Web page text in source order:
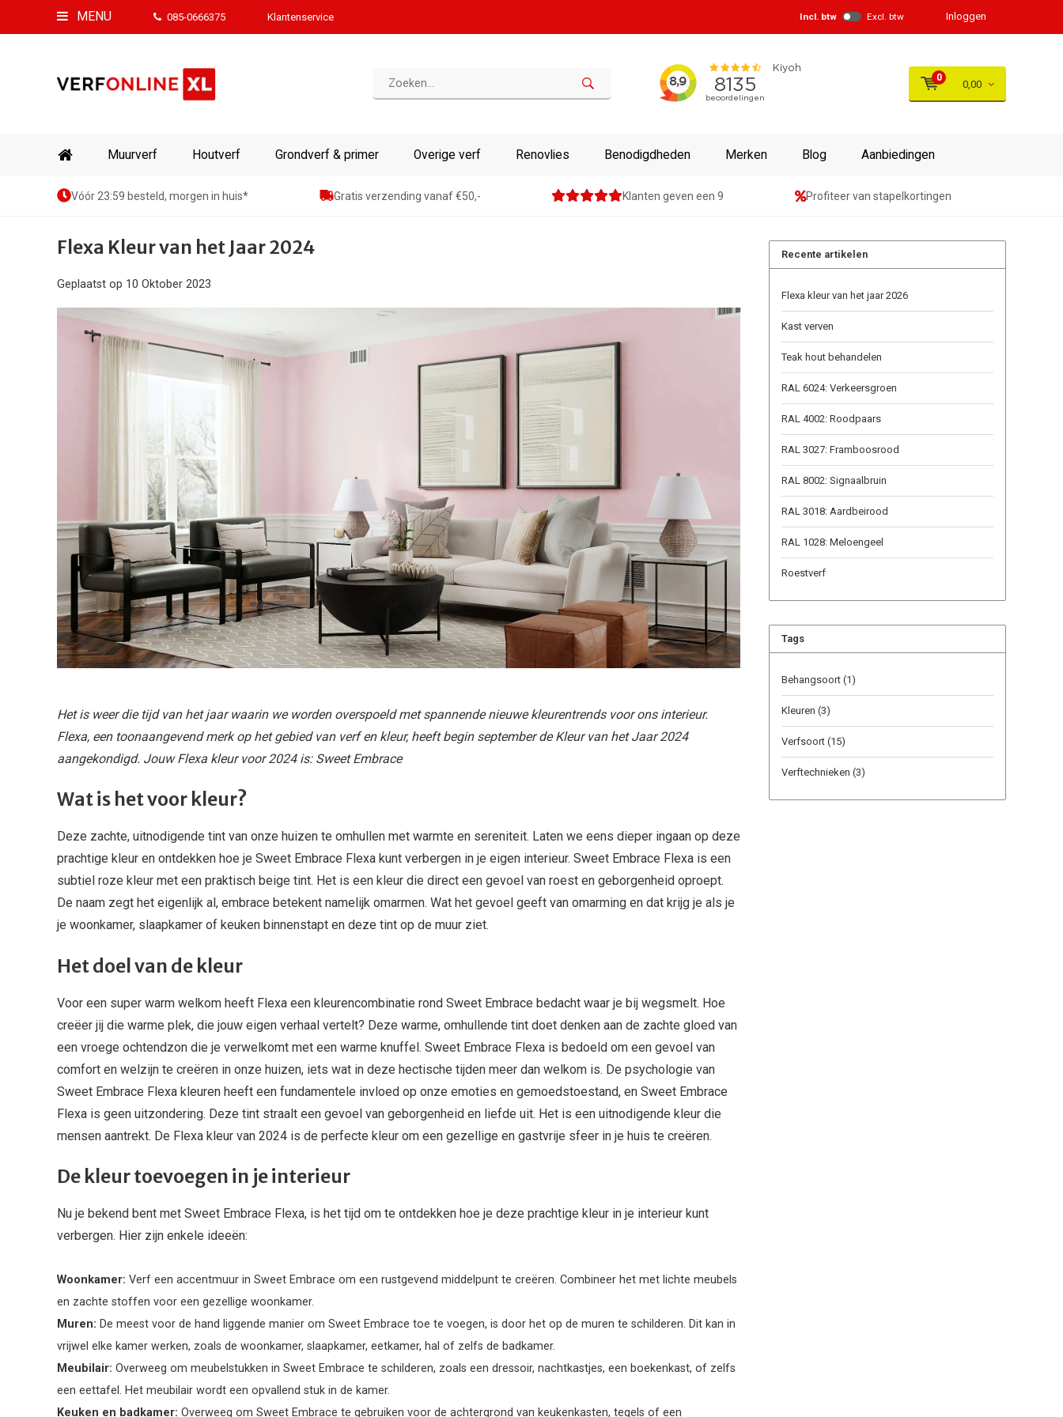
MENU 085-0666375 Klantenservice Incl. btw Excl. btw Inloggen
0
0,00
Muurverf Houtverf Grondverf & primer Overige verf Renovlies Benodigdheden Merken Blog Aanbiedingen
Vóór 23:59 besteld, morgen in huis* Gratis verzending vanaf €50,- Klanten geven een 9 Profiteer van stapelkortingen
Flexa Kleur van het Jaar 2024
Geplaatst op 10 Oktober 2023
Het is weer die tijd van het jaar waarin we worden overspoeld met spannende nieuwe kleurentrends voor ons interieur.
Flexa, een toonaangevend merk op het gebied van verf en kleur, heeft begin september de Kleur van het Jaar 2024
aangekondigd. Jouw Flexa kleur voor 2024 is: Sweet Embrace
Wat is het voor kleur?
Deze zachte, uitnodigende tint van onze huizen te omhullen met warmte en sereniteit. Laten we eens dieper ingaan op deze
prachtige kleur en ontdekken hoe je Sweet Embrace Flexa kunt verbergen in je eigen interieur. Sweet Embrace Flexa is een
subtiel roze kleur met een praktisch beige tint. Het is een kleur die direct een gevoel van roest en geborgenheid oproept.
De naam zegt het eigenlijk al, embrace betekent namelijk omarmen. Wat het gevoel geeft van omarming en dat krijg je als je
je woonkamer, slaapkamer of keuken binnenstapt en deze tint op de muur ziet.
Het doel van de kleur
Voor een super warm welkom heeft Flexa een kleurencombinatie rond Sweet Embrace bedacht waar je bij wegsmelt. Hoe
creëer jij die warme plek, die jouw eigen verhaal vertelt? Deze warme, omhullende tint doet denken aan de zachte gloed van
een vroege ochtendzon die je verwelkomt met een warme knuffel. Sweet Embrace Flexa is bedoeld om een ​​gevoel van
comfort en welzijn te creëren in onze huizen, iets wat in deze hectische tijden meer dan welkom is. De psychologie van
Sweet Embrace Flexa kleuren heeft een fundamentele invloed op onze emoties en gemoedstoestand, en Sweet Embrace
Flexa is geen uitzondering. Deze tint straalt een gevoel van geborgenheid en liefde uit. Het is een uitnodigende kleur die
mensen aantrekt. De Flexa kleur van 2024 is de perfecte kleur om een ​​gezellige en gastvrije sfeer in je huis te creëren.
De kleur toevoegen in je interieur
Nu je bekend bent met Sweet Embrace Flexa, is het tijd om te ontdekken hoe je deze prachtige kleur in je interieur kunt
verbergen. Hier zijn enkele ideeën:
Woonkamer: Verf een accentmuur in Sweet Embrace om een rustgevend middelpunt te creëren. Combineer het met lichte meubels
en zachte stoffen voor een gezellige woonkamer.
Muren: De meest voor de hand liggende manier om Sweet Embrace toe te voegen, is door het op de muren te schilderen. Dit kan in
vrijwel elke kamer werken, zoals de woonkamer, slaapkamer, eetkamer, hal of zelfs de badkamer.
Meubilair: Overweeg om meubelstukken in Sweet Embrace te schilderen, zoals een dressoir, nachtkastjes, een boekenkast, of zelfs
een eettafel. Het meubilair wordt een opvallend stuk in de kamer.
Keuken en badkamer: Overweeg om Sweet Embrace te gebruiken voor de achtergrond van keukenkasten, tegels of een
Recente artikelen
Flexa kleur van het jaar 2026
Kast verven
Teak hout behandelen
RAL 6024: Verkeersgroen
RAL 4002: Roodpaars
RAL 3027: Framboosrood
RAL 8002: Signaalbruin
RAL 3018: Aardbeirood
RAL 1028: Meloengeel
Roestverf
Tags
Behangsoort (1)
Kleuren (3)
Verfsoort (15)
Verftechnieken (3)